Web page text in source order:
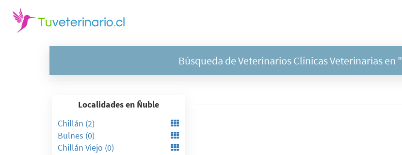
Búsqueda de Veterinarios Clínicas Veterinarias en "
Localidades en Ñuble
Chillán (2)
Bulnes (0)
Chillán Viejo (0)